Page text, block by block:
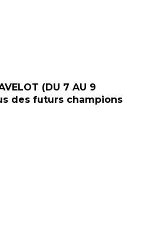
(DU 7 AU 9
des futurs champions